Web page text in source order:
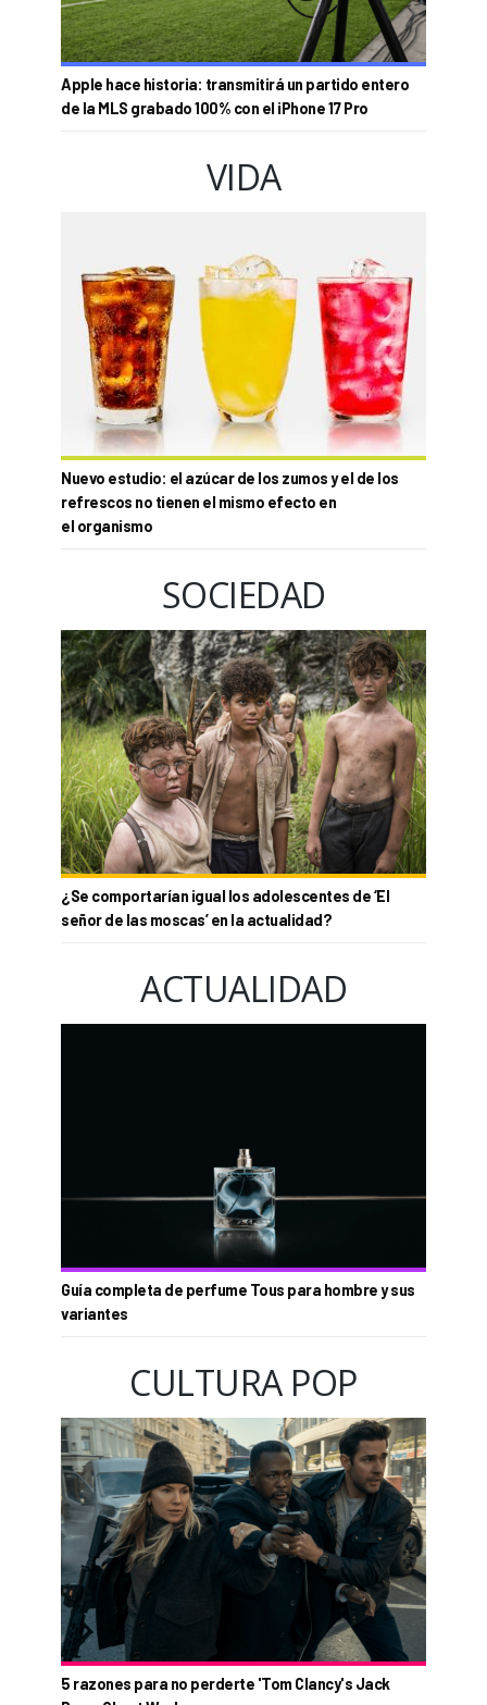
Apple hace historia: transmitirá un partido entero
de la MLS grabado 100% con el iPhone 17 Pro
VIDA
Nuevo estudio: el azúcar de los zumos y el de los
refrescos no tienen el mismo efecto en
el organismo
SOCIEDAD
¿Se comportarían igual los adolescentes de ‘El
señor de las moscas’ en la actualidad?
ACTUALIDAD
Guía completa de perfume Tous para hombre y sus
variantes
CULTURA POP
5 razones para no perderte 'Tom Clancy's Jack